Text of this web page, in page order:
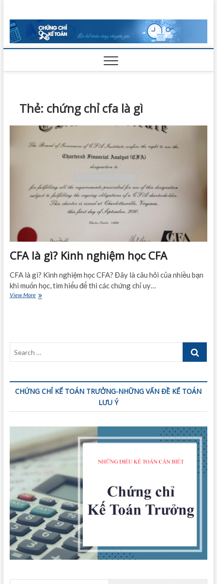
content
Chứng Chỉ
Kế Toán
Thẻ: chứng chỉ cfa là gì
CFA là gì? Kinh nghiệm học CFA
CFA là gì? Kinh nghiệm học CFA? Đây là câu hỏi của nhiều bạn
khi muốn học, tìm hiểu để thi các chứng chỉ uy…
View MoreCFA
Search
CHỨNG CHỈ KẾ TOÁN TRƯỞNG-NHỮNG VẤN ĐỀ KẾ TOÁN
LƯU Ý